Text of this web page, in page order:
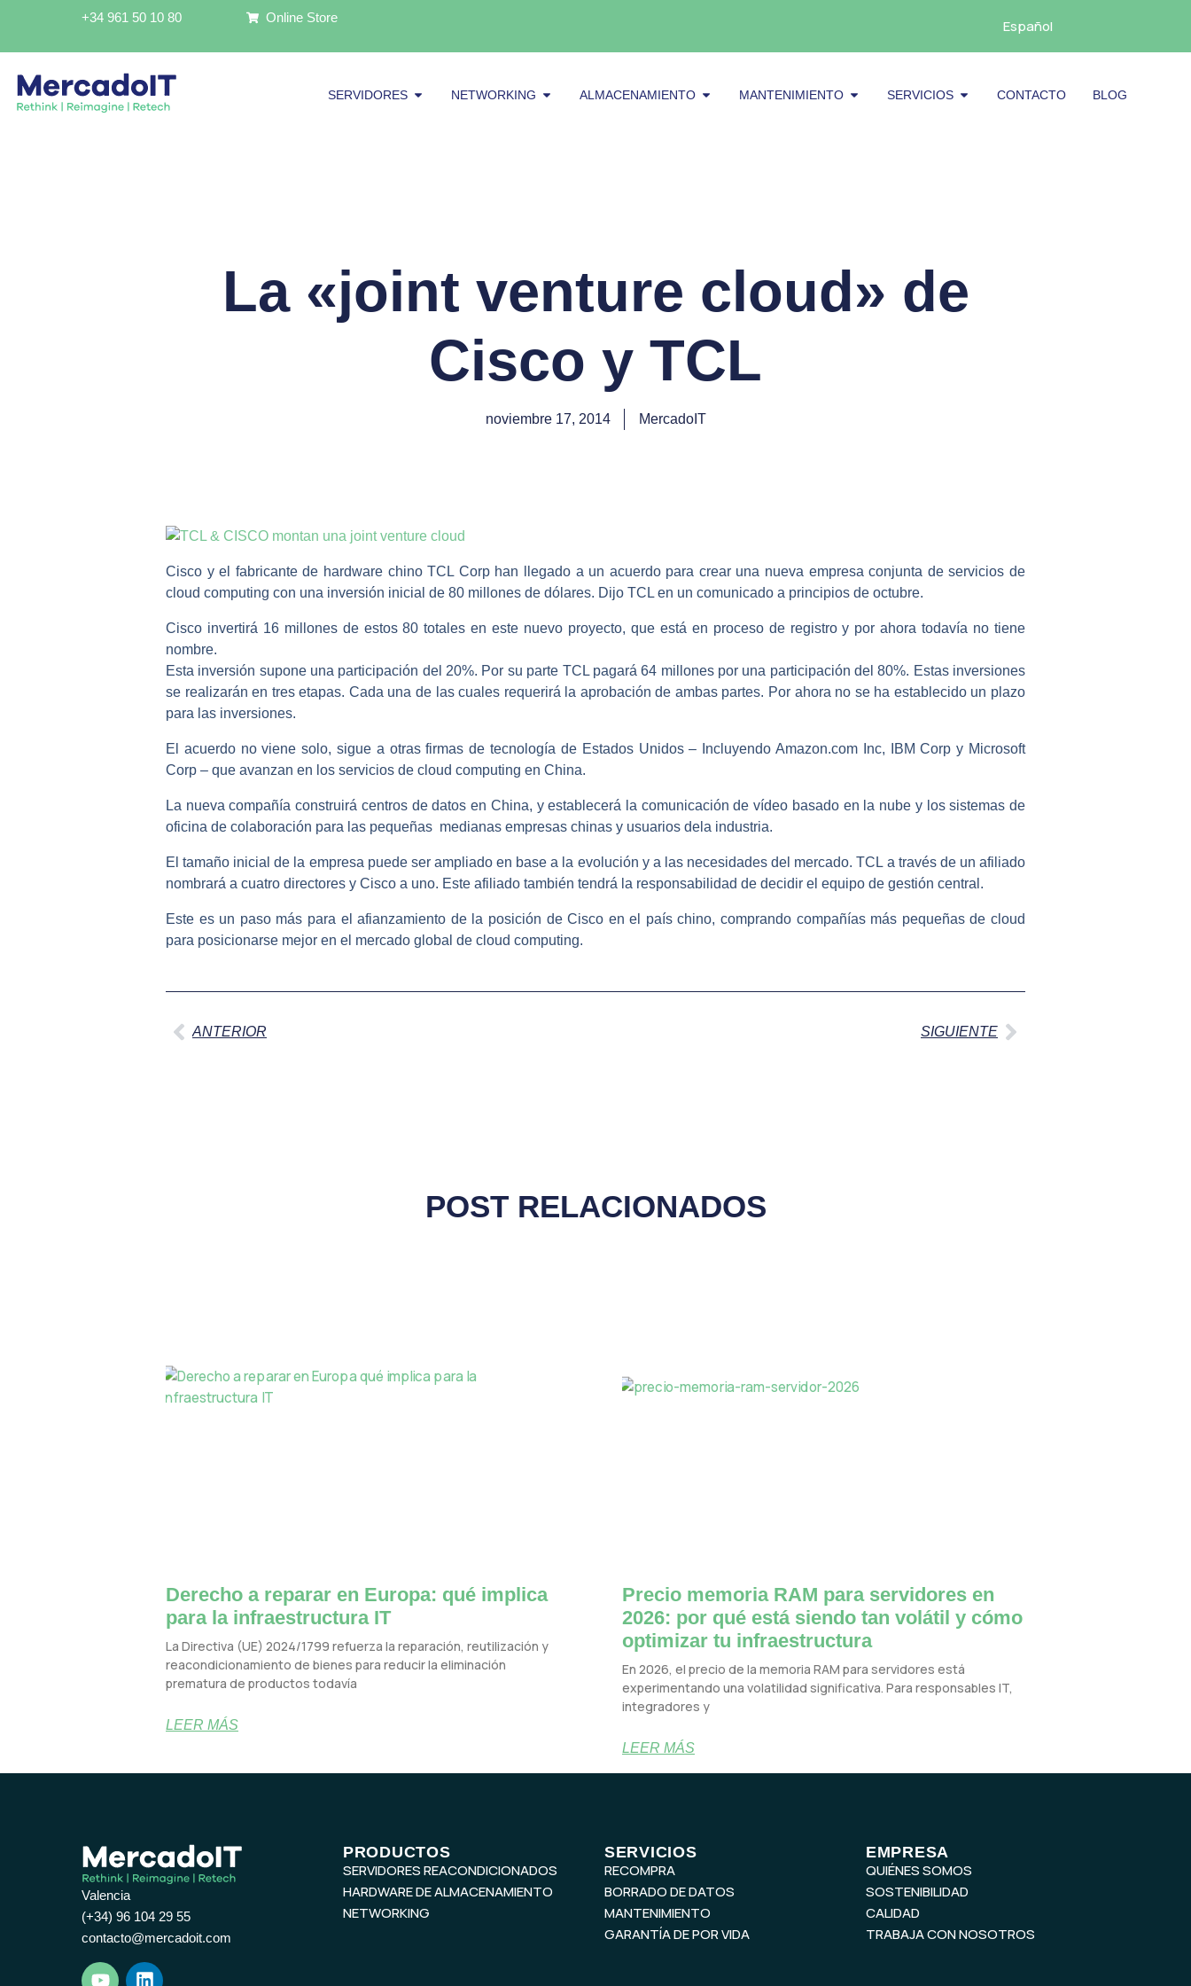
contenido
+34 961 50 10 80 Online Store Español
SERVIDORES Abrir Servidores
NETWORKING Abrir Networking
ALMACENAMIENTO Abrir almacenamiento
MANTENIMIENTO Abrir Mantenimiento
SERVICIOS Abrir Servicios
CONTACTO BLOG
La «joint venture cloud» de
Cisco y TCL
noviembre 17, 2014 MercadoIT
Cisco y el fabricante de hardware chino TCL Corp han llegado a un acuerdo para crear una nueva empresa conjunta de servicios de
cloud computing con una inversión inicial de 80 millones de dólares. Dijo TCL en un comunicado a principios de octubre.
Cisco invertirá 16 millones de estos 80 totales en este nuevo proyecto, que está en proceso de registro y por ahora todavía no tiene
nombre.
Esta inversión supone una participación del 20%. Por su parte TCL pagará 64 millones por una participación del 80%. Estas inversiones
se realizarán en tres etapas. Cada una de las cuales requerirá la aprobación de ambas partes. Por ahora no se ha establecido un plazo
para las inversiones.
El acuerdo no viene solo, sigue a otras firmas de tecnología de Estados Unidos – Incluyendo Amazon.com Inc, IBM Corp y Microsoft
Corp – que avanzan en los servicios de cloud computing en China.
La nueva compañía construirá centros de datos en China, y establecerá la comunicación de vídeo basado en la nube y los sistemas de
oficina de colaboración para las pequeñas medianas empresas chinas y usuarios dela industria.
El tamaño inicial de la empresa puede ser ampliado en base a la evolución y a las necesidades del mercado. TCL a través de un afiliado
nombrará a cuatro directores y Cisco a uno. Este afiliado también tendrá la responsabilidad de decidir el equipo de gestión central.
Este es un paso más para el afianzamiento de la posición de Cisco en el país chino, comprando compañías más pequeñas de cloud
para posicionarse mejor en el mercado global de cloud computing.
ANTERIOR SIGUIENTE
POST RELACIONADOS
Derecho a reparar en Europa: qué implica
para la infraestructura IT
La Directiva (UE) 2024/1799 refuerza la reparación, reutilización y
reacondicionamiento de bienes para reducir la eliminación
prematura de productos todavía
LEER MÁS
Precio memoria RAM para servidores en
2026: por qué está siendo tan volátil y cómo
optimizar tu infraestructura
En 2026, el precio de la memoria RAM para servidores está
experimentando una volatilidad significativa. Para responsables IT,
integradores y
LEER MÁS
Valencia
(+34) 96 104 29 55
contacto@mercadoit.com
Y L
PRODUCTOS
SERVIDORES REACONDICIONADOS
HARDWARE DE ALMACENAMIENTO
NETWORKING
SERVICIOS
RECOMPRA
BORRADO DE DATOS
MANTENIMIENTO
GARANTÍA DE POR VIDA
EMPRESA
QUIÉNES SOMOS
SOSTENIBILIDAD
CALIDAD
TRABAJA CON NOSOTROS